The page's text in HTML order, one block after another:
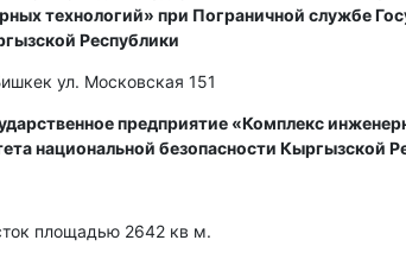
технологий» при Пограничной службе
Республики
ул. Московская 151
предприятие «Комплекс
национальной безопасности Кыргызской
площадью 2642 кв м.